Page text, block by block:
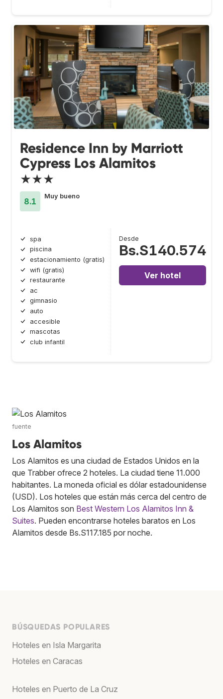
Residence Inn by Marriott
Cypress Los Alamitos
★★★
8.1
Muy bueno
spa
piscina
estacionamiento (gratis)
wifi (gratis)
restaurante
ac
gimnasio
auto
accesible
mascotas
club infantil
Desde
Bs.S140.574
Ver hotel
fuente
Los Alamitos
Los Alamitos es una ciudad de Estados Unidos en la
que Trabber ofrece 2 hoteles. La ciudad tiene 11.000
habitantes. La moneda oficial es dólar estadounidense
(USD). Los hoteles que están más cerca del centro de
Los Alamitos son Best Western Los Alamitos Inn &
Suites. Pueden encontrarse hoteles baratos en Los
Alamitos desde Bs.S117.185 por noche.
BÚSQUEDAS POPULARES
Hoteles en Isla Margarita
Hoteles en Caracas
Hoteles en Puerto de La Cruz